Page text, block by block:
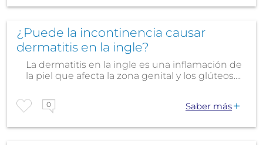
¿Puede la incontinencia causar
dermatitis en la ingle?
La dermatitis en la ingle es una inflamación de
la piel que afecta la zona genital y los glúteos....
0 Saber más